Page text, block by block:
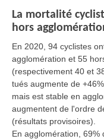
La mortalité
hors
En 2020, 94 cyclistes
agglomération et 55
(respectivement 40 et
tués augmente de
mais est stable en
augmentent de l'ordre
(résultats provisoires).
En agglomération, 69%